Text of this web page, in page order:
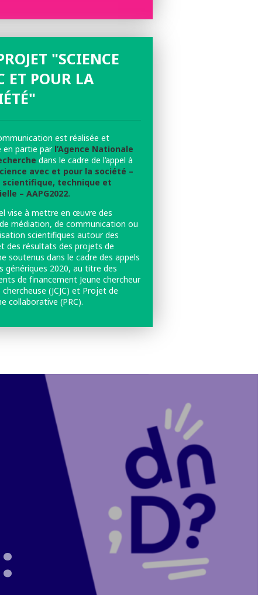
"SCIENCE
ET POUR LA
est réalisée et
en partie par l’Agence Nationale
dans le cadre de l’appel à
avec et pour la société –
scientifique, technique et
– AAPG2022.
vise à mettre en œuvre des
médiation, de communication ou
scientifiques autour des
des résultats des projets de
soutenus dans le cadre des appels
génériques 2020, au titre des
de financement Jeune chercheur
(JCJC) et Projet de
collaborative (PRC).